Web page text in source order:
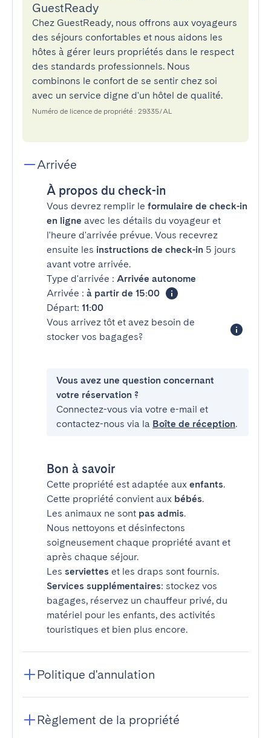
GuestReady
Chez GuestReady, nous offrons aux voyageurs
des séjours confortables et nous aidons les
hôtes à gérer leurs propriétés dans le respect
des standards professionnels. Nous
combinons le confort de se sentir chez soi
avec un service digne d'un hôtel de qualité.
Numéro de licence de propriété : 29335/AL
Arrivée
À propos du check-in
Vous devrez remplir le formulaire de check-in
en ligne avec les détails du voyageur et
l'heure d'arrivée prévue. Vous recevrez
ensuite les instructions de check-in 5 jours
avant votre arrivée.
Type d'arrivée : Arrivée autonome
Arrivée : à partir de 15:00
Départ: 11:00
Vous arrivez tôt et avez besoin de
stocker vos bagages?
Vous avez une question concernant
votre réservation ?
Connectez-vous via votre e-mail et
contactez-nous via la Boîte de réception.
Bon à savoir
Cette propriété est adaptée aux enfants.
Cette propriété convient aux bébés.
Les animaux ne sont pas admis.
Nous nettoyons et désinfectons
soigneusement chaque propriété avant et
après chaque séjour.
Les serviettes et les draps sont fournis.
Services supplémentaires: stockez vos
bagages, réservez un chauffeur privé, du
matériel pour les enfants, des activités
touristiques et bien plus encore.
Politique d'annulation
Règlement de la propriété